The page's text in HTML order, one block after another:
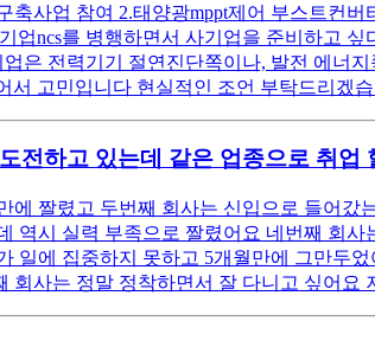
사업 참여 2.태양광mppt제어 부스트컨
업ncs를 병행하면서 사기업을 준비하고
전력기기 절연진단쪽이나, 발전 에너
고민입니다 현실적인 조언 부탁드리겠
전하고 있는데 같은 업종으로 취업
짤렸고 두번째 회사는 신입으로 들어
시 실력 부족으로 짤렸어요 네번째 회
에 집중하지 못하고 5개월만에 그만두
사는 정말 정착하면서 잘 다니고 싶어요